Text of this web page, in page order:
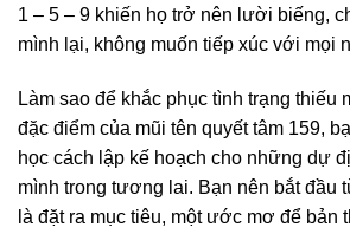
1 – 5 – 9 khiến họ trở nên lười biếng,
mình lại, không muốn tiếp xúc với mọi
Làm sao để khắc phục tình trạng thiếu
đặc điểm của mũi tên quyết tâm 159,
học cách lập kế hoạch cho những dự
mình trong tương lai. Bạn nên bắt đầu
là đặt ra mục tiêu, một ước mơ để bản